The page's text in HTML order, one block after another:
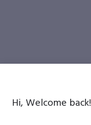
Hi, Welcome back!